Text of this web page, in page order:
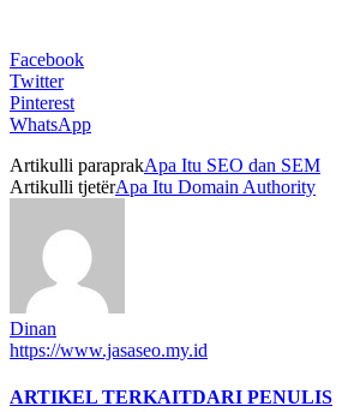
Facebook
Twitter
Pinterest
WhatsApp
Artikulli paraprakApa Itu SEO dan SEM
Artikulli tjetërApa Itu Domain Authority
Dinan
https://www.jasaseo.my.id
ARTIKEL TERKAITDARI PENULIS